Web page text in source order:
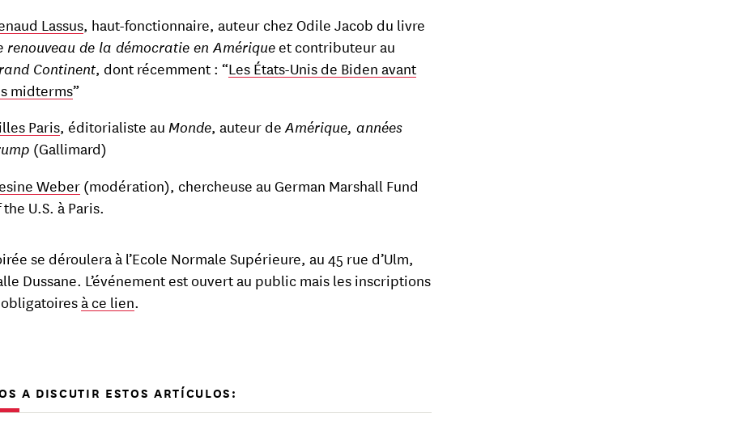
Lassus, haut-fonctionnaire, auteur chez Odile Jacob du livre
renouveau de la démocratie en Amériqueet contributeur au
Continent, dont récemment : “Les États-Unis de Biden avant
midterms”
Paris, éditorialiste auMonde, auteur deAmérique, années
(Gallimard)
Weber(modération), chercheuse au German Marshall Fund
the U.S. à Paris.
se déroulera à l’Ecole Normale Supérieure, au 45 rue d’Ulm,
Dussane. L’événement est ouvert au public mais les inscriptions
à ce lien.
A DISCUTIR ESTOS ARTÍCULOS: